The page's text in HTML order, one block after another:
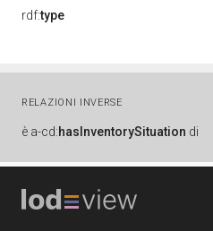
rdf:type
RELAZIONI INVERSE
è a-cd:hasInventorySituation di